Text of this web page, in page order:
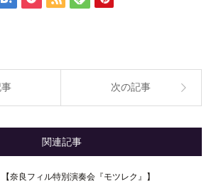
次の記事
関連記事
【奈良フィル特別演奏会『モツレク』】